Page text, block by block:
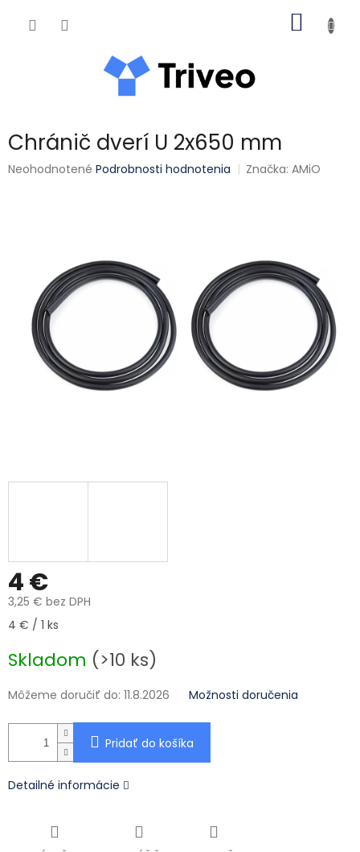
Chránič dverí U 2x650 mm
Priemerné hodnotenie produktu je 0,0 z 5 hviezdičiek.
Neohodnotené Podrobnosti hodnotenia Značka:AMiO
4 €
3,25 € bez DPH
Jednotková cena:
4 € / 1 ks
Skladom (>10 ks)
Môžeme doručiť do: 11.8.2026 Možnosti doručenia
Pridať do košíka
Detailné informácie